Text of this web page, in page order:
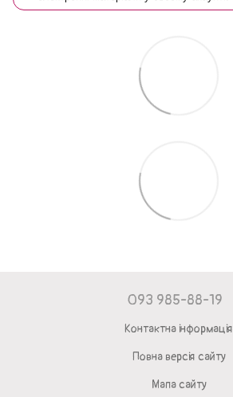
093 985-88-19
Контактна інформація
Повна версія сайту
Мапа сайту